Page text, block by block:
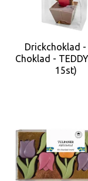
Drickchoklad -
Choklad -
15st)